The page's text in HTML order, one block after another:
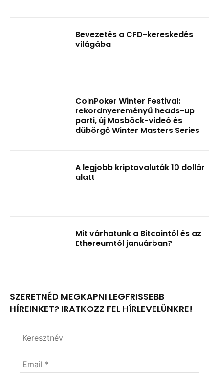
Bevezetés a CFD-kereskedés
világába
CoinPoker Winter Festival:
rekordnyereményű heads-up
parti, új Mosböck-videó és
dübörgő Winter Masters Series
A legjobb kriptovaluták 10 dollár
alatt
Mit várhatunk a Bitcointól és az
Ethereumtól januárban?
SZERETNÉD MEGKAPNI LEGFRISSEBB
HÍREINKET? IRATKOZZ FEL HÍRLEVELÜNKRE!